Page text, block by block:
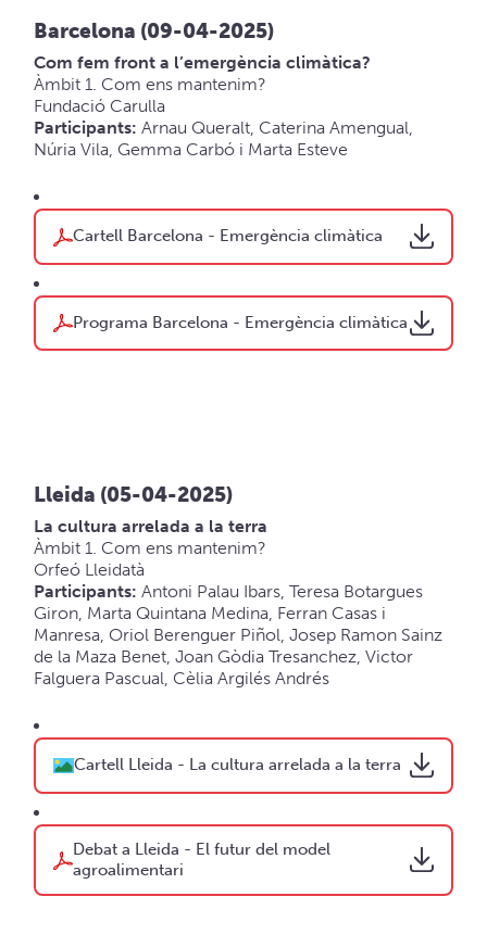
Barcelona (09-04-2025)
Com fem front a l’emergència climàtica?
Àmbit 1. Com ens mantenim?
Fundació Carulla
Participants: Arnau Queralt, Caterina Amengual,
Núria Vila, Gemma Carbó i Marta Esteve
Cartell Barcelona - Emergència climàtica
Programa Barcelona - Emergència climàtica
Lleida (05-04-2025)
La cultura arrelada a la terra
Àmbit 1. Com ens mantenim?
Orfeó Lleidatà
Participants: Antoni Palau Ibars, Teresa Botargues
Giron, Marta Quintana Medina, Ferran Casas i
Manresa, Oriol Berenguer Piñol, Josep Ramon Sainz
de la Maza Benet, Joan Gòdia Tresanchez, Victor
Falguera Pascual, Cèlia Argilés Andrés
Cartell Lleida - La cultura arrelada a la terra
Debat a Lleida - El futur del model
agroalimentari